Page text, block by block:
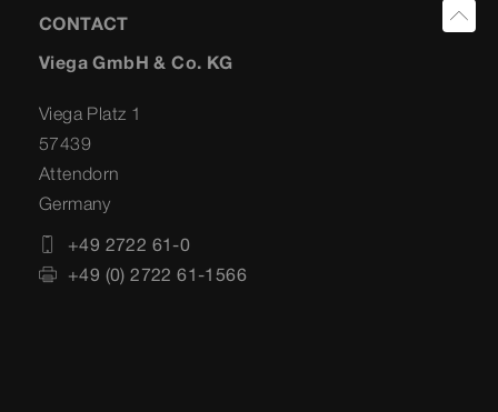
CONTACT
Viega GmbH & Co. KG
Viega Platz 1
57439
Attendorn
Germany
+49 2722 61-0
+49 (0) 2722 61-1566